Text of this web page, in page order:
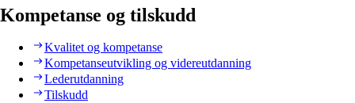
Kompetanse og tilskudd
Kvalitet og kompetanse
Kompetanseutvikling og videreutdanning
Lederutdanning
Tilskudd